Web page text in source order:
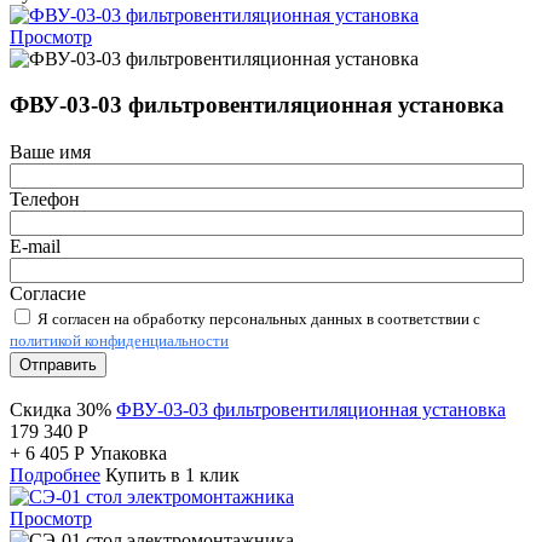
Просмотр
ФВУ-03-03 фильтровентиляционная установка
Ваше имя
Телефон
E-mail
Согласие
Я согласен на обработку персональных данных в соответствии с
политикой конфиденциальности
Отправить
Скидка 30% ФВУ-03-03 фильтровентиляционная установка
179 340 Р
+ 6 405 Р Упаковка
Подробнее Купить в 1 клик
Просмотр